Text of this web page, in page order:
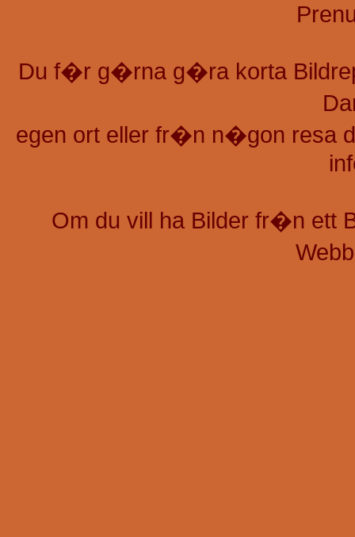
Du f�r g�rna g�ra korta
egen ort eller fr�n n�gon resa
Om du vill ha Bilder fr�n ett